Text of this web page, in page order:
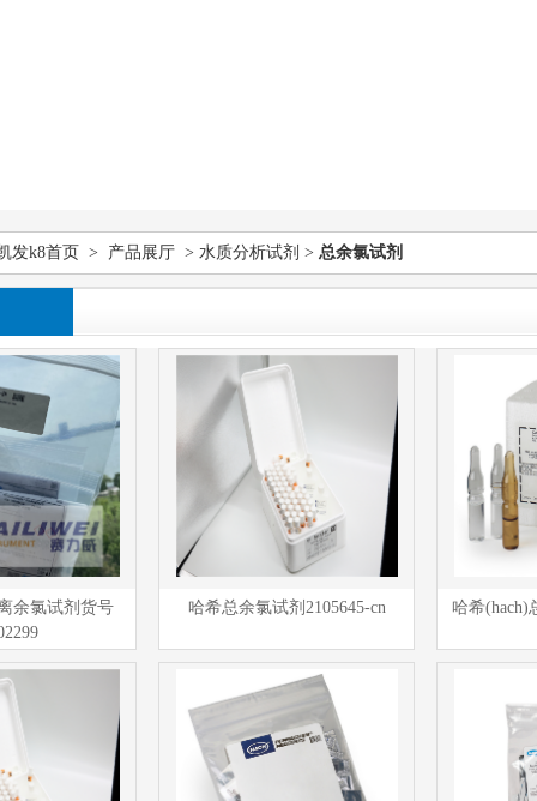
发k8首页 > 产品展厅 > 水质分析试剂 > 总余氯试剂
余氯试剂货号
哈希总余氯试剂2105645-cn 哈希(hach)